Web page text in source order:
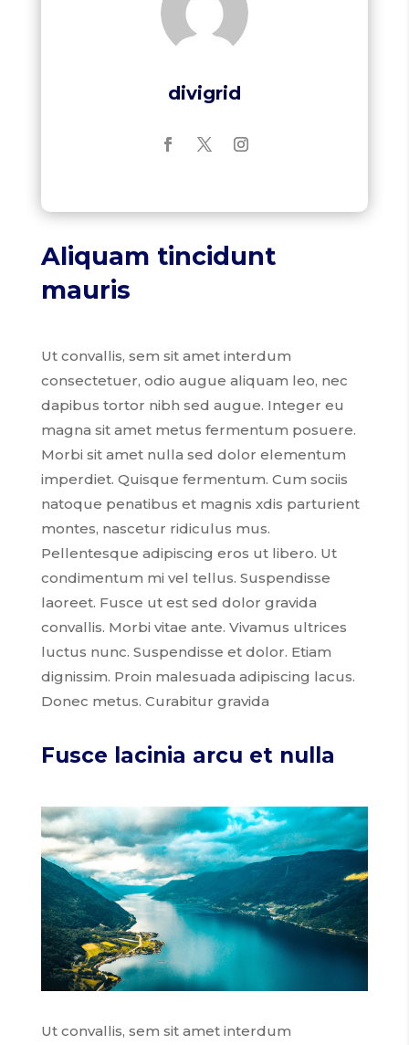
divigrid
Aliquam tincidunt
mauris
Ut convallis, sem sit amet interdum
consectetuer, odio augue aliquam leo, nec
dapibus tortor nibh sed augue. Integer eu
magna sit amet metus fermentum posuere.
Morbi sit amet nulla sed dolor elementum
imperdiet. Quisque fermentum. Cum sociis
natoque penatibus et magnis xdis parturient
montes, nascetur ridiculus mus.
Pellentesque adipiscing eros ut libero. Ut
condimentum mi vel tellus. Suspendisse
laoreet. Fusce ut est sed dolor gravida
convallis. Morbi vitae ante. Vivamus ultrices
luctus nunc. Suspendisse et dolor. Etiam
dignissim. Proin malesuada adipiscing lacus.
Donec metus. Curabitur gravida
Fusce lacinia arcu et nulla
Ut convallis, sem sit amet interdum